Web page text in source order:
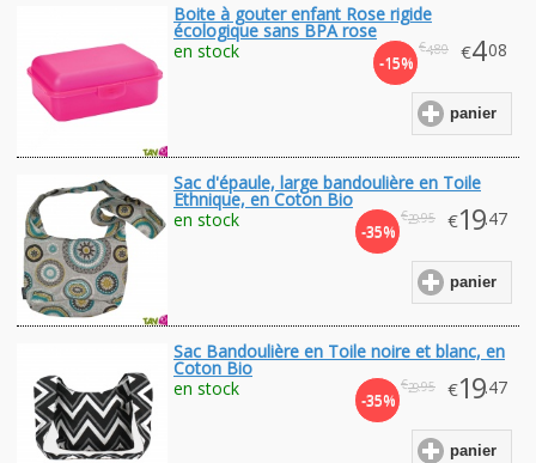
Boite à gouter enfant Rose rigide
écologique sans BPA rose
-15%
€4.80 €4.08
en stock
panier
Sac d'épaule, large bandoulière en Toile
Ethnique, en Coton Bio
-35%
€29.95 €19.47
en stock
panier
Sac Bandoulière en Toile noire et blanc, en
Coton Bio
-35%
€29.95 €19.47
en stock
panier